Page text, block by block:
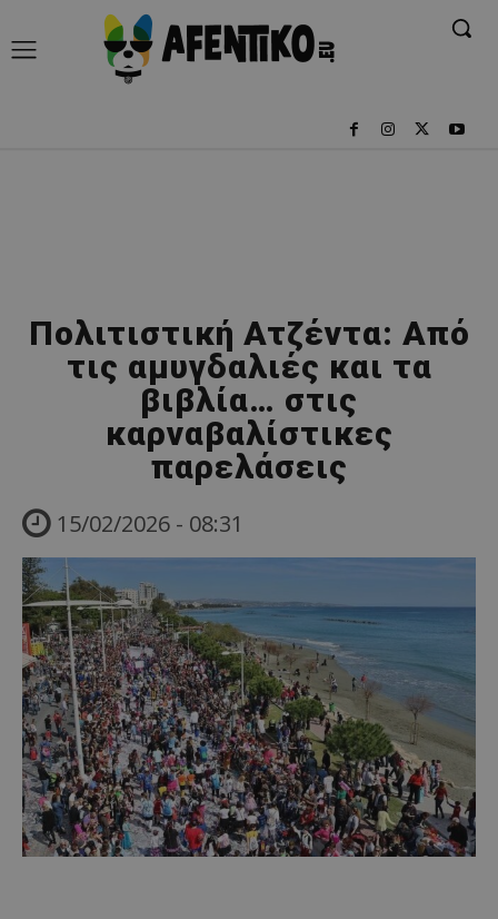
Πολιτιστική Ατζέντα: Από
τις αμυγδαλιές και τα
βιβλία… στις
καρναβαλίστικες
παρελάσεις
15/02/2026 - 08:31